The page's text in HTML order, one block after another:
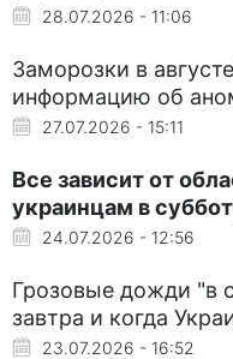
28.07.2026 - 11:06
Заморозки в
информацию об
27.07.2026 - 15:11
Все зависит от
украинцам в
24.07.2026 - 12:56
Грозовые дожди "в
завтра и когда
23.07.2026 - 16:52